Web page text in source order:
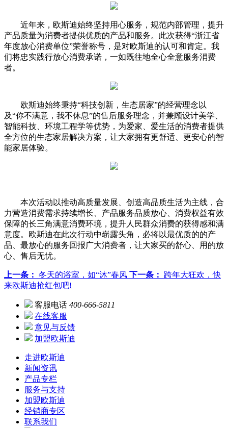
近年来，欧斯迪始终坚持用心服务，规范内部管理，提升
产品质量为消费者提供优质的产品和服务。此次获得“浙江省
年度放心消费单位”荣誉称号，是对欧斯迪的认可和肯定。我
们将忠实践行放心消费承诺，一如既往地全心全意服务消费
者。
欧斯迪始终秉持“科技创新，生态居家”的经营理念以
及“你不满意，我不休息”的售后服务理念，并兼顾设计美学、
智能科技、环境工程学等优势，为爱家、爱生活的消费者提供
全方位的生态家居解决方案，让大家拥有更舒适、更安心的智
能家居体验。
本次活动以推动高质量发展、创造高品质生活为主线，合
力营造消费需求持续增长、产品服务品质放心、消费权益有效
保障的长三角满意消费环境，提升人民群众消费的获得感和满
意度。欧斯迪在此次行动中崭露头角，必将以最优质的的产
品、最放心的服务回报广大消费者，让大家买的舒心、用的放
心、售后无忧。
上一条： 冬天的浴室，如“沐”春风 下一条：
跨年大狂欢，快
来欧斯迪抢红包吧!
客服电话 400-666-5811
在线客服
意见与反馈
加盟欧斯迪
走进欧斯迪
新闻资讯
产品专栏
服务与支持
加盟欧斯迪
经销商专区
联系我们